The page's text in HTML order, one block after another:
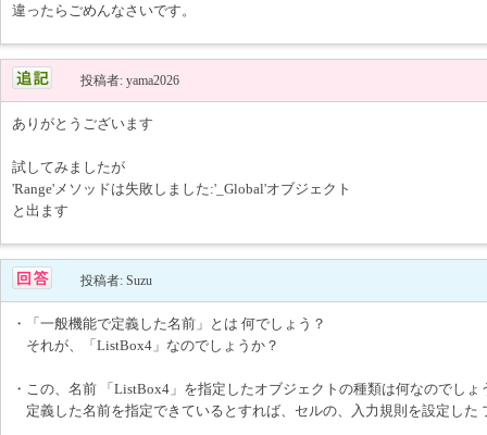
違ったらごめんなさいです。
投稿者: yama2026
ありがとうございます
試してみましたが
'Range'メソッドは失敗しました:'_Global'オブジェクト
と出ます
投稿者: Suzu
・「一般機能で定義した名前」とは 何でしょう？
それが、「ListBox4」なのでしょうか？
・この、名前 「ListBox4」を指定したオブジェクトの種類は何なのでしょ
定義した名前を指定できているとすれば、セルの、入力規則を設定した